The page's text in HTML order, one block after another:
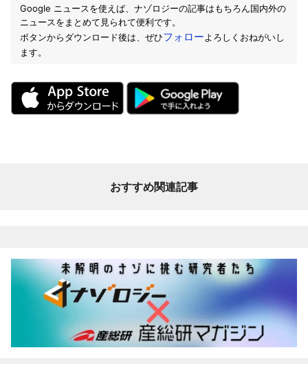
Google ニュースを使えば、ナゾロジーの記事はもちろん国内外の
ニュースをまとめて見られて便利です。
ボタンからダウンロード後は、ぜひフォローよろしくおねがいし
ます。
おすすめ関連記事